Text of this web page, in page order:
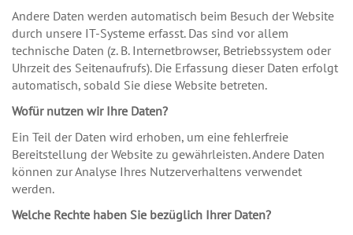
Andere Daten werden automatisch beim Besuch der Website
durch unsere IT-Systeme erfasst. Das sind vor allem
technische Daten (z. B. Internetbrowser, Betriebssystem oder
Uhrzeit des Seitenaufrufs). Die Erfassung dieser Daten erfolgt
automatisch, sobald Sie diese Website betreten.
Wofür nutzen wir Ihre Daten?
Ein Teil der Daten wird erhoben, um eine fehlerfreie
Bereitstellung der Website zu gewährleisten. Andere Daten
können zur Analyse Ihres Nutzerverhaltens verwendet
werden.
Welche Rechte haben Sie bezüglich Ihrer Daten?